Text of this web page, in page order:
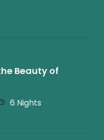
Beauty of
6 Nights